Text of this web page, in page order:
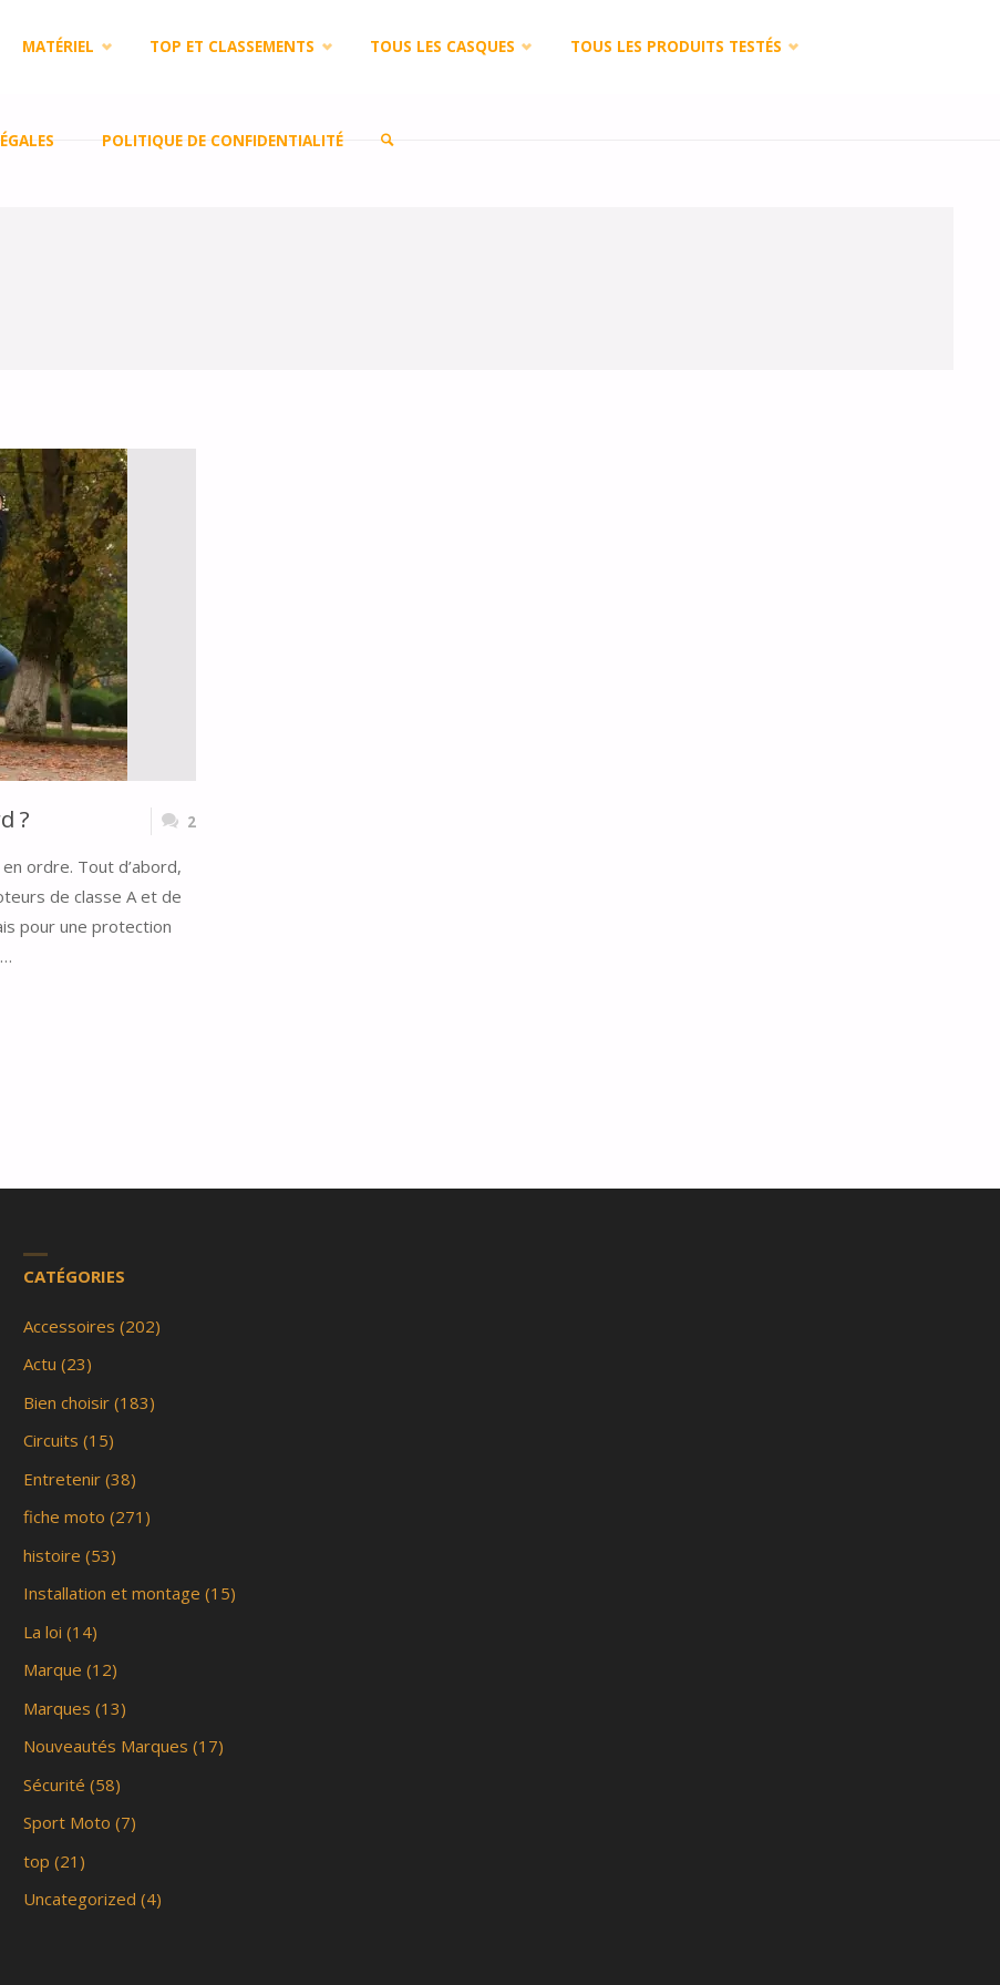
MATÉRIEL TOP ET CLASSEMENTS TOUS LES CASQUES TOUS LES PRODUITS TESTÉS
POLITIQUE DE CONFIDENTIALITÉ
? 2
ordre. Tout d’abord,
de classe A et de
pour une protection
CATÉGORIES
Accessoires (202)
Actu (23)
Bien choisir(183)
Circuits (15)
Entretenir(38)
fiche moto (271)
histoire (53)
Installation et montage (15)
La loi (14)
Marque (12)
Marques (13)
Nouveautés Marques (17)
Sécurité (58)
Sport Moto (7)
top (21)
Uncategorized (4)